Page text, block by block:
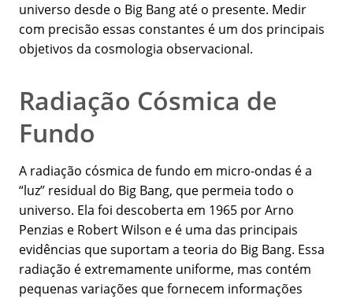
universo desde o Big Bang até o presente. Medir
com precisão essas constantes é um dos principais
objetivos da cosmologia observacional.
Radiação Cósmica de
Fundo
A radiação cósmica de fundo em micro-ondas é a
“luz” residual do Big Bang, que permeia todo o
universo. Ela foi descoberta em 1965 por Arno
Penzias e Robert Wilson e é uma das principais
evidências que suportam a teoria do Big Bang. Essa
radiação é extremamente uniforme, mas contém
pequenas variações que fornecem informações